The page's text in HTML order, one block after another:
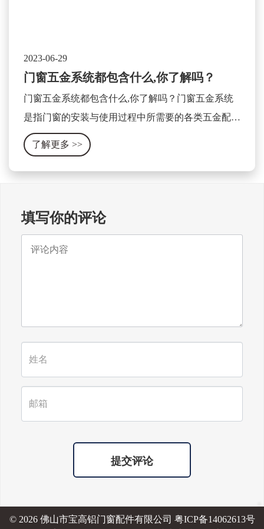
2023-06-29
门窗五金系统都包含什么,你了解吗？
门窗五金系统都包含什么,你了解吗？门窗五金系统
是指门窗的安装与使用过程中所需要的各类五金配件
及相关设备的集合体。它包含了门窗的开关、锁具、
合页、滑轨、拉手、密封条等各种零部件。
了解更多 >>
填写你的评论
提交评论
© 2026 佛山市宝高铝门窗配件有限公司 粤ICP备14062613号